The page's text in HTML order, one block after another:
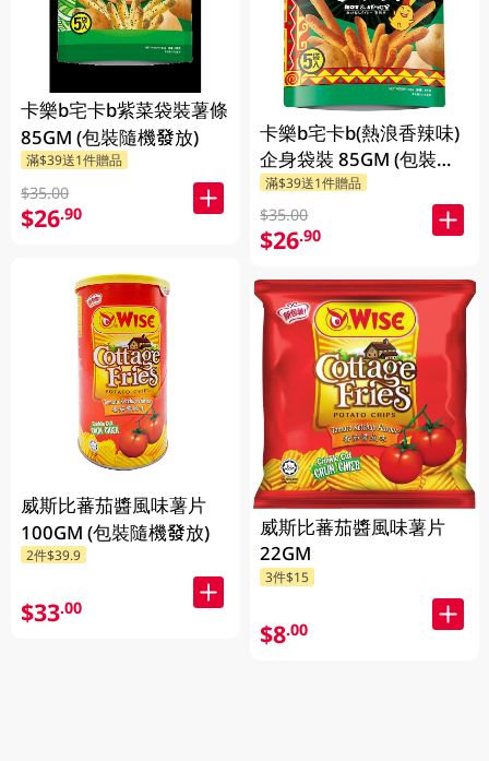
卡樂b宅卡b紫菜袋裝薯條
85GM (包裝隨機發放)
滿$39送1件贈品
$35.00
$26.90
威斯比蕃茄醬風味薯片
100GM (包裝隨機發放)
2件$39.9
$33.00
卡樂b宅卡b(熱浪香辣味)
企身袋裝 85GM (包裝隨
機發放)
滿$39送1件贈品
$35.00
$26.90
威斯比蕃茄醬風味薯片
22GM
3件$15
$8.00